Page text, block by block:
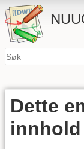
Dette
innhold